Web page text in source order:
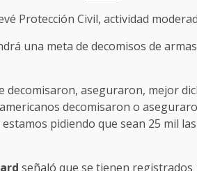
Protección Civil, actividad
una meta de decomisos de
decomisaron, aseguraron, mejor
decomisaron o
pidiendo que sean 25 mil
señaló que se tienen registrados